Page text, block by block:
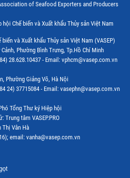
of Seafood Exporters and Producers
Chế biến và Xuất khẩu Thủy sản Việt Nam
và Xuất khẩu Thủy sản Việt Nam (VASEP)
Phường Bình Trưng, Tp.Hồ Chí Minh
28.628.10437 - Email: vphcm@vasep.com.vn
Phường Giảng Võ, Hà Nội
24) 37715084 - Email: vasephn@vasep.com.vn
Tổng Thư ký Hiệp hội
tâm VASEP.PRO
Thị Vân Hà
email: vanha@vasep.com.vn